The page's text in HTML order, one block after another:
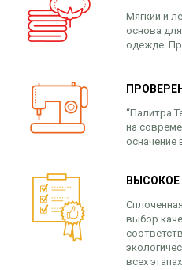
Мягкий и
основа
одежде.
“Палитра
на
осначение
ВЫСОКОЕ
выбор
всех